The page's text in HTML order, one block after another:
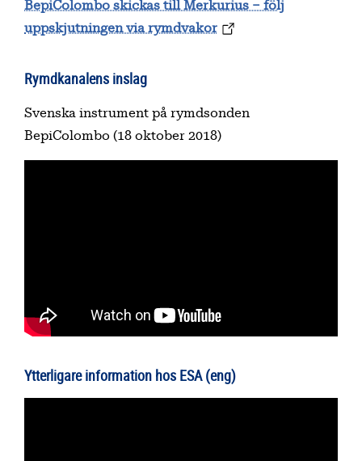
BepiColombo skickas till Merkurius – följ
uppskjutningen via rymdvakor
Rymdkanalens inslag
Svenska instrument på rymdsonden
BepiColombo (18 oktober 2018)
Ytterligare information hos ESA (eng)